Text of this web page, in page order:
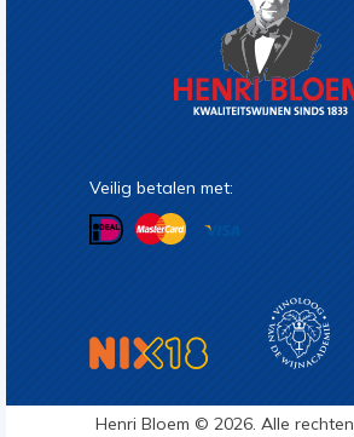
Veilig betalen met:
Henri Bloem © 2026. Alle rechten